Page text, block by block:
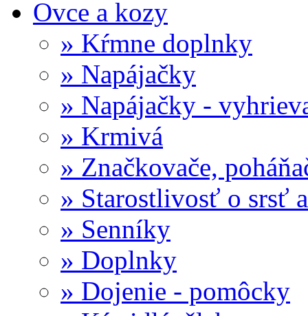
Ovce a kozy
» Kŕmne doplnky
» Napájačky
» Napájačky -
» Krmivá
» Značkovače,
» Starostlivosť o srsť
» Senníky
» Doplnky
» Dojenie - pomôcky